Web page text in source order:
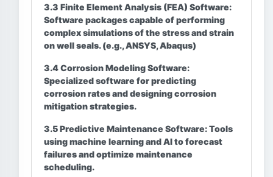
3.3 Finite Element Analysis (FEA) Software:
Software packages capable of performing
complex simulations of the stress and strain
on well seals. (e.g., ANSYS, Abaqus)
3.4 Corrosion Modeling Software:
Specialized software for predicting
corrosion rates and designing corrosion
mitigation strategies.
3.5 Predictive Maintenance Software:Tools
using machine learning and AI to forecast
failures and optimize maintenance
scheduling.